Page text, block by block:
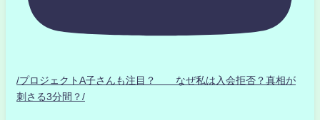
/プロジェクトA子さんも注目？ なぜ私は入会拒否？真相が
刺さる3分間？/